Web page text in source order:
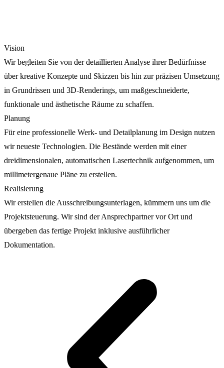
Vision
Wir begleiten Sie von der detaillierten Analyse ihrer Bedürfnisse
über kreative Konzepte und Skizzen bis hin zur präzisen Umsetzung
in Grundrissen und 3D-Renderings, um maßgeschneiderte,
funktionale und ästhetische Räume zu schaffen.
Planung
Für eine professionelle Werk- und Detailplanung im Design nutzen
wir neueste Technologien. Die Bestände werden mit einer
dreidimensionalen, automatischen Lasertechnik aufgenommen, um
millimetergenaue Pläne zu erstellen.
Realisierung
Wir erstellen die Ausschreibungsunterlagen, kümmern uns um die
Projektsteuerung. Wir sind der Ansprechpartner vor Ort und
übergeben das fertige Projekt inklusive ausführlicher
Dokumentation.